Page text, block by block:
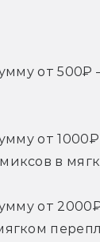
от
от
в
от